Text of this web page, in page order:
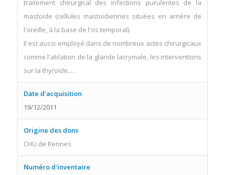
traitement chirurgical des infections purulentes de la
mastoïde (cellules mastoïdiennes situées en arrière de
l'oreille, à la base de l'os temporal).
Il est aussi employé dans de nombreux actes chirurgicaux
comme l'ablation de la glande lacrymale, les interventions
sur la thyroïde.....
Date d'acquisition
19/12/2011
Origine des dons
CHU de Rennes
Numéro d'inventaire